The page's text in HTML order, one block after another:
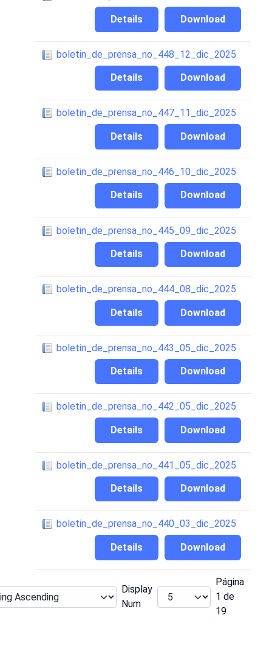
Download
Details
boletin_de_prensa_no_448_12_dic_2025
Download
Details
boletin_de_prensa_no_447_11_dic_2025
Download
Details
boletin_de_prensa_no_446_10_dic_2025
Download
Details
boletin_de_prensa_no_445_09_dic_2025
Download
Details
boletin_de_prensa_no_444_08_dic_2025
Download
Details
boletin_de_prensa_no_443_05_dic_2025
Download
Details
boletin_de_prensa_no_442_05_dic_2025
Download
Details
boletin_de_prensa_no_441_05_dic_2025
Download
Details
boletin_de_prensa_no_440_03_dic_2025
Download
Details
Display
Num
Página
1 de
19